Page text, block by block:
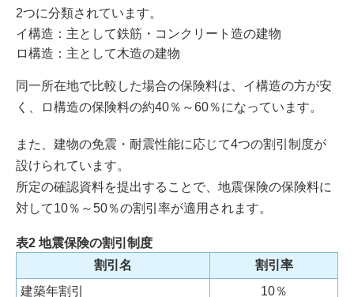
2つに分類されています。
イ構造：主として鉄筋・コンクリート造の建物
ロ構造：主として木造の建物
同一所在地で比較した場合の保険料は、イ構造の方が安
く、ロ構造の保険料の約40％～60％になっています。
また、建物の免震・耐震性能に応じて4つの割引制度が
設けられています。
所定の確認資料を提出することで、地震保険の保険料に
対して10％～50％の割引率が適用されます。
表2 地震保険の割引制度
割引名
割引率
建築年割引
10％